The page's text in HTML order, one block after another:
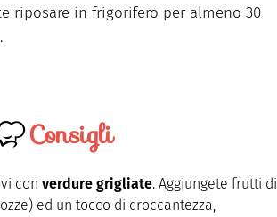
riposare in frigorifero per almeno 30
Consigli
con verdure grigliate. Aggiungete frutti di
ed un tocco di croccantezza,